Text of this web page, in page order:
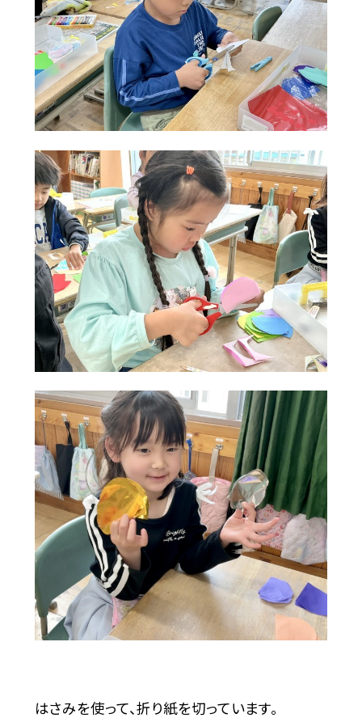
はさみを使って、折り紙を切っています。